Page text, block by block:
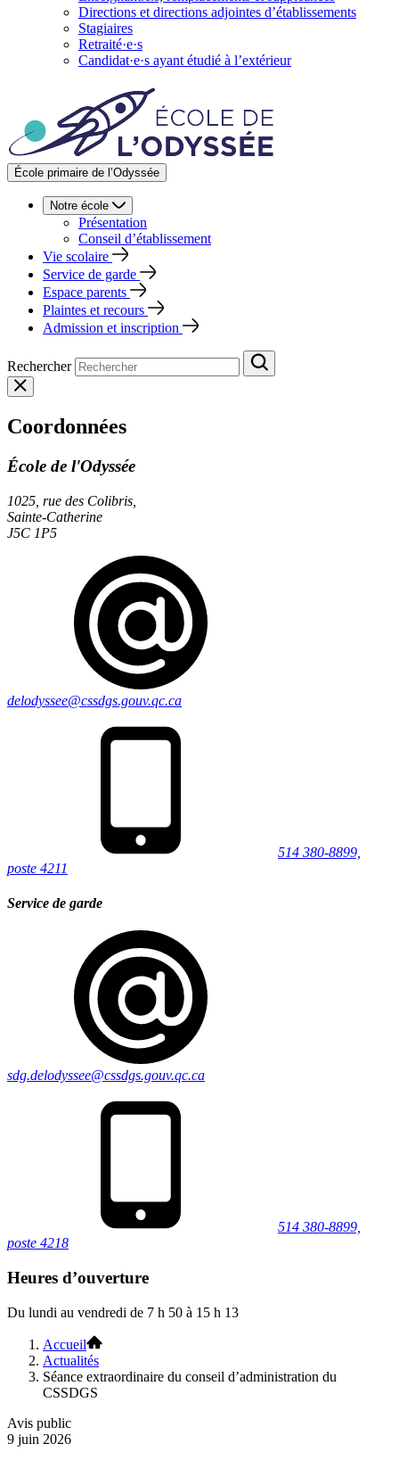
Directions et directions adjointes d’établissements
Stagiaires
Retraité·e·s
Candidat·e·s ayant étudié à l’extérieur
École primaire de l’Odyssée
Notre école
Présentation
Conseil d’établissement
Vie scolaire
Service de garde
Espace parents
Plaintes et recours
Admission et inscription
Rechercher
Coordonnées
École de l'Odyssée
1025, rue des Colibris,
Sainte-Catherine
J5C 1P5
delodyssee@cssdgs.gouv.qc.ca
514 380-8899,
poste 4211
Service de garde
sdg.delodyssee@cssdgs.gouv.qc.ca
514 380-8899,
poste 4218
Heures d’ouverture
Du lundi au vendredi de 7 h 50 à 15 h 13
Accueil
Actualités
Séance extraordinaire du conseil d’administration du
CSSDGS
Avis public
9 juin 2026